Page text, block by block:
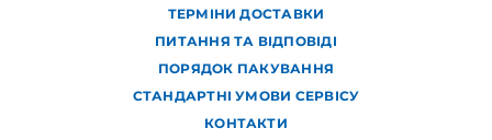
ТЕРМІНИ ДОСТАВКИ
ПИТАННЯ ТА ВІДПОВІДІ
ПОРЯДОК ПАКУВАННЯ
СТАНДАРТНІ УМОВИ СЕРВІСУ
КОНТАКТИ